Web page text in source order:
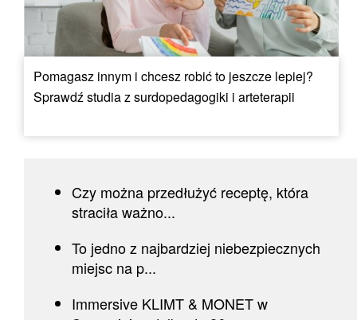
Pomagasz innym i chcesz robić to jeszcze lepiej?
Sprawdź studia z surdopedagogiki i arteterapii
Czy można przedłużyć receptę, która
straciła ważno...
To jedno z najbardziej niebezpiecznych
miejsc na p...
Immersive KLIMT & MONET w